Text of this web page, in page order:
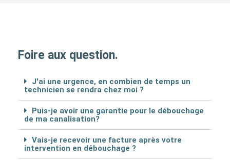
Foire aux question.
J'ai une urgence, en combien de temps un
technicien se rendra chez moi ?
Puis-je avoir une garantie pour le débouchage
de ma canalisation?
Vais-je recevoir une facture après votre
intervention en débouchage ?